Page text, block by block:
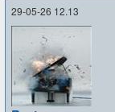
29-05-26 12.13